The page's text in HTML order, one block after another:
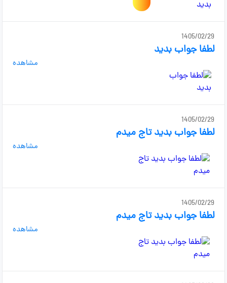
1405/02/29
لطفا جواب بدید
مشاهده
1405/02/29
لطفا جواب بدید تاج میدم
مشاهده
1405/02/29
لطفا جواب بدید تاج میدم
مشاهده